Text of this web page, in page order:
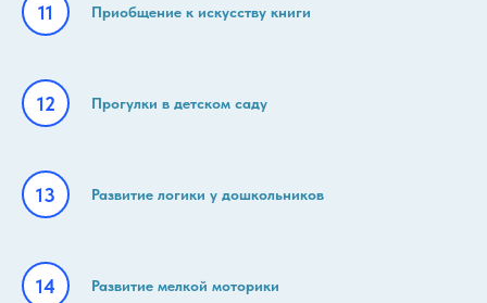
Приобщение к искусству книги
Прогулки в детском саду
Развитие логики у дошкольников
Развитие мелкой моторики